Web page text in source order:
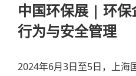
中国环保展 | 环
行为与安全管理
2024年6月3日至5日，上海